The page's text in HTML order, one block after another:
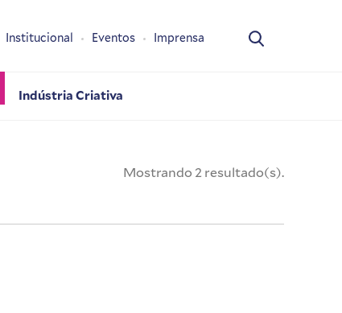
Indústria Criativa
Institucional Eventos Imprensa
Mostrando 2 resultado(s).